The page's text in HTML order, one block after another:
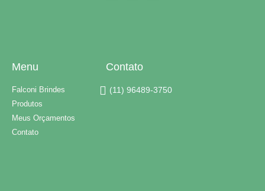
Menu
Falconi Brindes
Produtos
Meus Orçamentos
Contato
Contato
(11) 96489-3750